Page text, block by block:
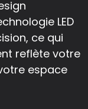
LED
ce qui
reflète votre
espace